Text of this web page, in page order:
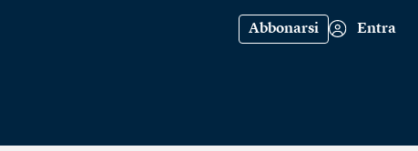
Abbonarsi Entra